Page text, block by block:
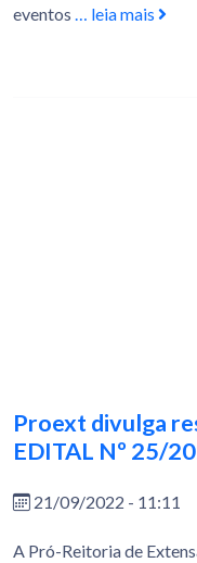
eventos … leia mais
Proext divulga
EDITAL Nº 25/
21/09/2022 - 11:11
A Pró-Reitoria de